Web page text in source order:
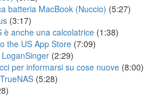
batteria MacBook (Nuccio) (5:27)
(3:17)
è anche una calcolatrice (1:38)
the US App Store (7:09)
(2:29)
per informarsi su cose nuove (8:00)
(5:28)